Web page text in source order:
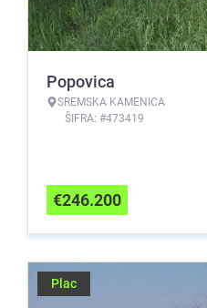
Popovica
SREMSKA KAMENICA
ŠIFRA: #473419
€246.200
Plac